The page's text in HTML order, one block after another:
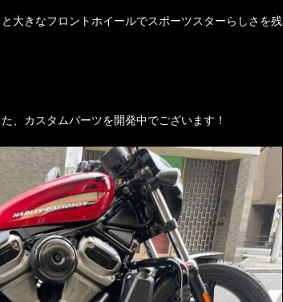
大きなフロントホイールでスポーツスターらしさを残
、カスタムパーツを開発中でございます！